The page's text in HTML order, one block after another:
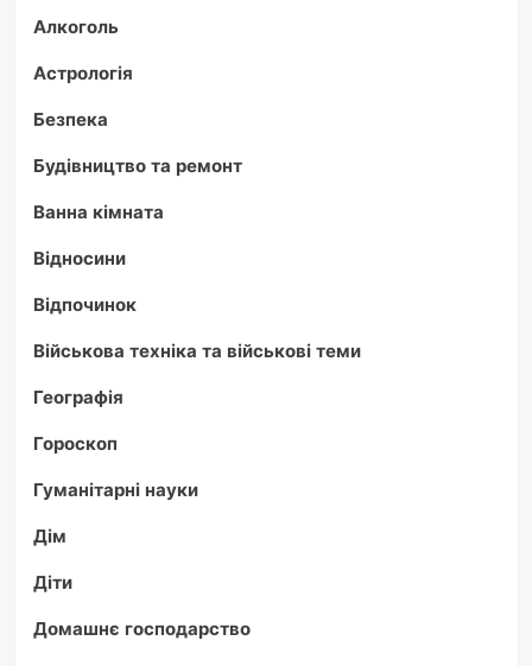
Алкоголь
Астрологія
Безпека
Будівництво та ремонт
Ванна кімната
Відносини
Відпочинок
Військова техніка та військові теми
Географія
Гороскоп
Гуманітарні науки
Дім
Діти
Домашнє господарство